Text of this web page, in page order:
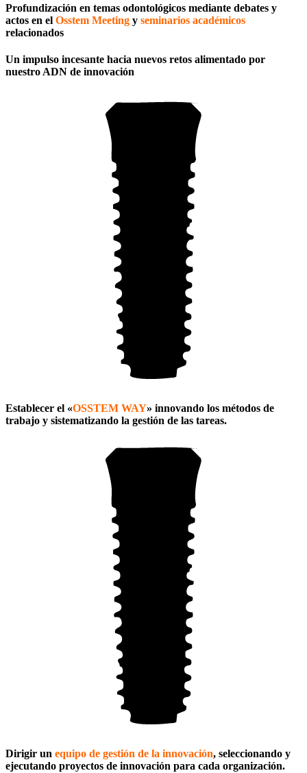
Profundización en temas odontológicos mediante debates y
actos en el Osstem Meeting y seminarios académicos
relacionados
Un impulso incesante hacia nuevos retos alimentado por
nuestro ADN de innovación
Establecer el «OSSTEM WAY» innovando los métodos de
trabajo y sistematizando la gestión de las tareas.
Dirigir un equipo de gestión de la innovación, seleccionando y
ejecutando proyectos de innovación para cada organización.